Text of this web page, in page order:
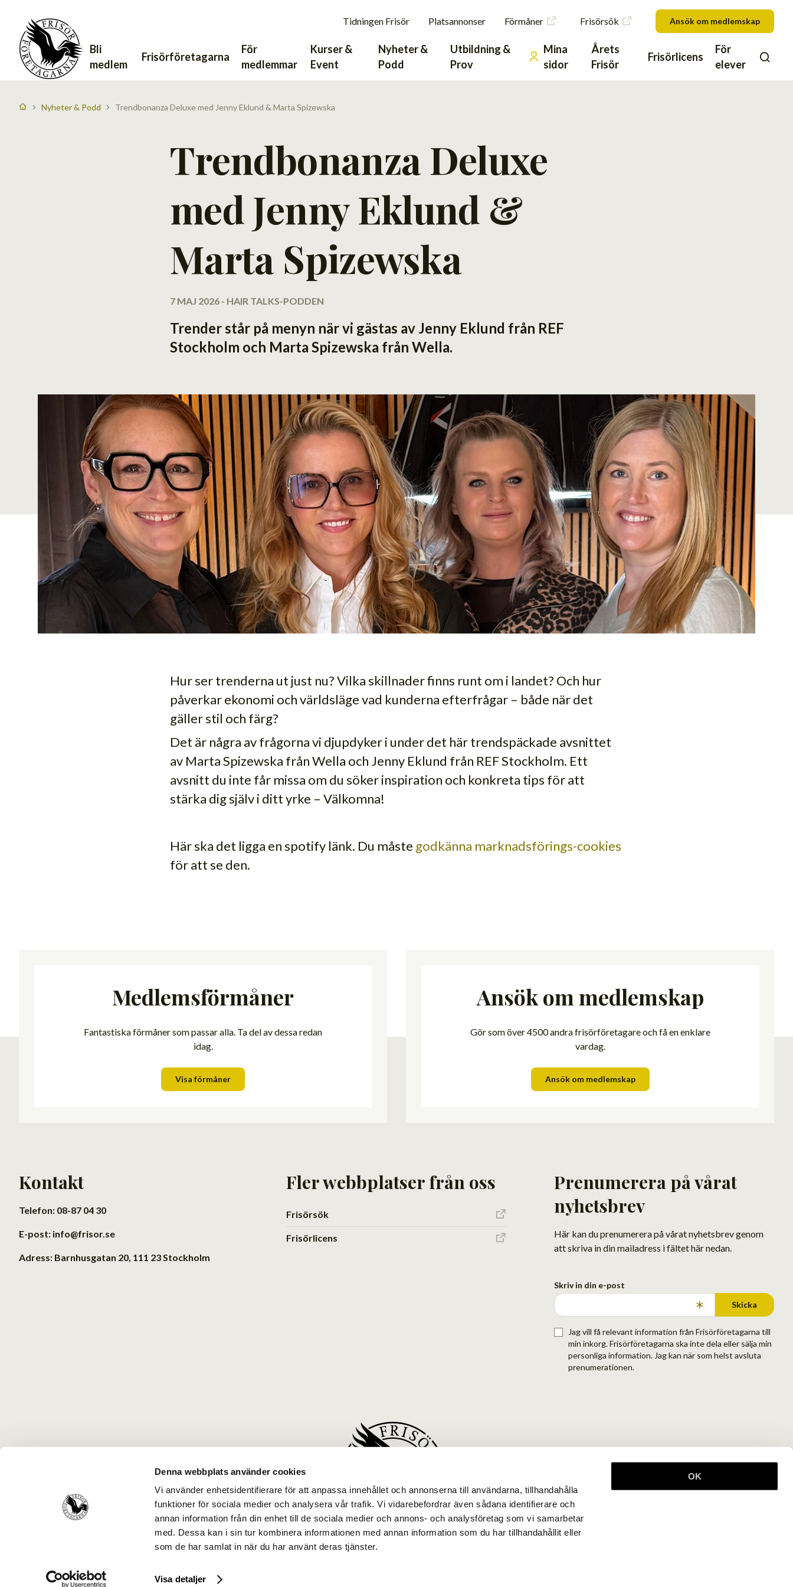
Denna webbplats använder cookies
Vi använder enhetsidentifierare för att anpassa innehållet och annonserna till användarna, tillhandahålla
funktioner för sociala medier och analysera vår trafik. Vi vidarebefordrar även sådana identifierare och
annan information från din enhet till de sociala medier och annons- och analysföretag som vi samarbetar
med. Dessa kan i sin tur kombinera informationen med annan information som du har tillhandahållit eller
som de har samlat in när du har använt deras tjänster.
Visa detaljer
OK
Tidningen Frisör Platsannonser Förmåner Frisörsök Ansök om medlemskap
Bli
medlem
Frisörföretagarna
För
medlemmar
Kurser &
Event
Nyheter &
Podd
Utbildning &
Prov
Mina
sidor
Årets
Frisör
Frisörlicens
För
elever
Nyheter & Podd Trendbonanza Deluxe med Jenny Eklund & Marta Spizewska
Trendbonanza Deluxe
med Jenny Eklund &
Marta Spizewska
7 MAJ 2026 - HAIR TALKS-PODDEN
Trender står på menyn när vi gästas av Jenny Eklund från REF
Stockholm och Marta Spizewska från Wella.
Hur ser trenderna ut just nu? Vilka skillnader finns runt om i landet? Och hur
påverkar ekonomi och världsläge vad kunderna efterfrågar – både när det
gäller stil och färg?
Det är några av frågorna vi djupdyker i under det här trendspäckade avsnittet
av Marta Spizewska från Wella och Jenny Eklund från REF Stockholm. Ett
avsnitt du inte får missa om du söker inspiration och konkreta tips för att
stärka dig själv i ditt yrke – Välkomna!
Här ska det ligga en spotify länk. Du måste godkänna marknadsförings-cookies
för att se den.
Medlemsförmåner
Fantastiska förmåner som passar alla. Ta del av dessa redan
idag.
Visa förmåner
Ansök om medlemskap
Gör som över 4500 andra frisörföretagare och få en enklare
vardag.
Ansök om medlemskap
Kontakt
Telefon: 08-87 04 30
E-post: info@frisor.se
Adress: Barnhusgatan 20, 111 23 Stockholm
Fler webbplatser från oss
Frisörsök
Frisörlicens
Prenumerera på vårat
nyhetsbrev
Här kan du prenumerera på vårat nyhetsbrev genom
att skriva in din mailadress i fältet här nedan.
Skriv in din e-post
Skicka
Jag vill få relevant information från Frisörföretagarna till
min inkorg. Frisörföretagarna ska inte dela eller sälja min
personliga information. Jag kan när som helst avsluta
prenumerationen.